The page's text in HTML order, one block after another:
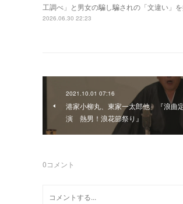
工調べ」と男女の騙し騙されの「文違い」
2026.06.30 22:23
2021.10.01 07:16
港家小柳丸、東家一太郎他 『浪曲
演 熱男！浪花節祭り』
0コメント